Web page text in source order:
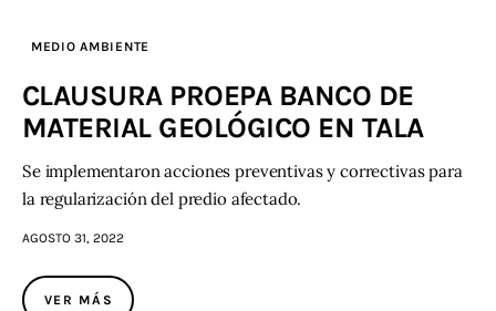
MEDIO AMBIENTE
CLAUSURA PROEPA BANCO DE
MATERIAL GEOLÓGICO EN TALA
Se implementaron acciones preventivas y correctivas para
la regularización del predio afectado.
AGOSTO 31, 2022
VER MÁS